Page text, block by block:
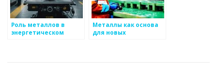
Роль металлов в
энергетическом
Металлы как основа
для новых